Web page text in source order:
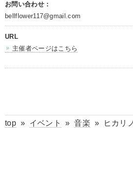
お問い合わせ：
bellflower117@gmail.com
URL
主催者ページはこちら
top» イベント »音楽 » ヒカリ